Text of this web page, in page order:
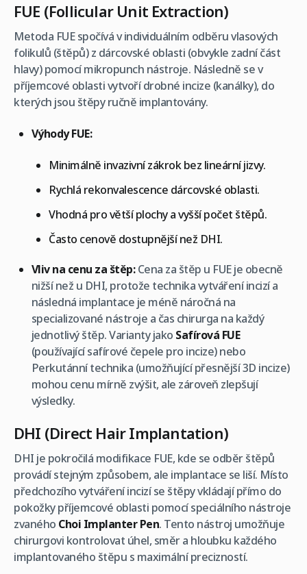
FUE (Follicular Unit Extraction)
Metoda FUE spočívá v individuálním odběru vlasových
folikulů (štěpů) z dárcovské oblasti (obvykle zadní část
hlavy) pomocí mikropunch nástroje. Následně se v
příjemcové oblasti vytvoří drobné incize (kanálky), do
kterých jsou štěpy ručně implantovány.
Výhody FUE:
Minimálně invazivní zákrok bez lineární jizvy.
Rychlá rekonvalescence dárcovské oblasti.
Vhodná pro větší plochy a vyšší počet štěpů.
Často cenově dostupnější než DHI.
Vliv na cenu za štěp:Cena za štěp u FUE je obecně
nižší než u DHI, protože technika vytváření incizí a
následná implantace je méně náročná na
specializované nástroje a čas chirurga na každý
jednotlivý štěp. Varianty jako Safírová FUE
(používající safírové čepele pro incize) nebo
Perkutánní technika (umožňující přesnější 3D incize)
mohou cenu mírně zvýšit, ale zároveň zlepšují
výsledky.
DHI (Direct Hair Implantation)
DHI je pokročilá modifikace FUE, kde se odběr štěpů
provádí stejným způsobem, ale implantace se liší. Místo
předchozího vytváření incizí se štěpy vkládají přímo do
pokožky příjemcové oblasti pomocí speciálního nástroje
zvaného Choi Implanter Pen. Tento nástroj umožňuje
chirurgovi kontrolovat úhel, směr a hloubku každého
implantovaného štěpu s maximální precizností.